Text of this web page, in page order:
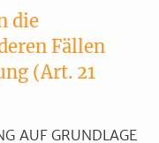
die
Fällen
(Art. 21
AUF GRUNDLAGE